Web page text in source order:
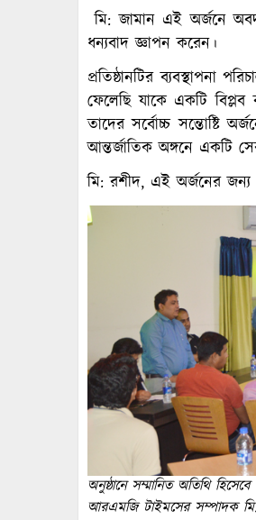
মি: জামান এই অর্জনে
ধন্যবাদ জ্ঞাপন করেন।
প্রতিষ্ঠানটির
ফেলেছি যাকে একটি
তাদের সর্বোচ্চ সন্তোষ্টি
আন্তর্জাতিক অঙ্গনে একটি
মি: রশীদ, এই অর্জনের জন্য
অনুষ্ঠানে সম্মানিত অতিথি
আরএমজি টাইমসের সম্পাদক